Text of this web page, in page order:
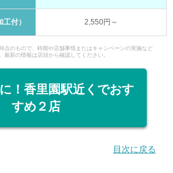
工付） 2,550円～
点のもので、時期や店舗事情またはキャンペーンの実施など
最新の情報は店頭から確認してください。
！香里園駅近くでおす
すめ２店
目次に戻る